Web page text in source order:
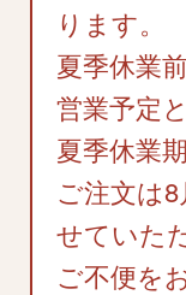
ります。
夏季休業
営業予定
夏季休業
ご注文は
せていた
ご不便を